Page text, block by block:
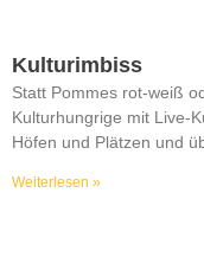
Kulturimbiss
Statt Pommes rot-weiß
Kulturhungrige mit Live-
Höfen und Plätzen und
Weiterlesen »